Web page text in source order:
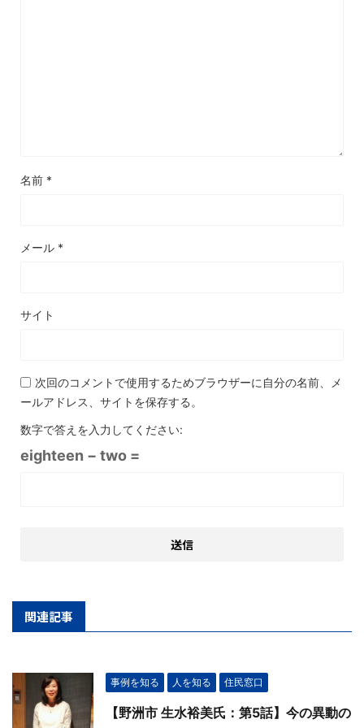
名前 *
メール *
サイト
次回のコメントで使用するためブラウザーに自分の名前、メ
ールアドレス、サイトを保存する。
数字で答えを入力してください:
eighteen − two =
関連記事
事例を知る 人を知る 住民窓口
【野洲市 生水裕美氏：第5話】今の異動の